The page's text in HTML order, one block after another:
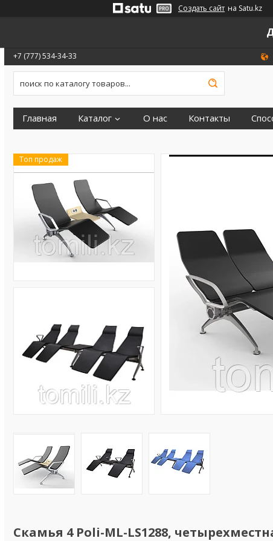
Создать сайт на Satu.kz
+7 (777) 534-34-33
Главная Каталог О нас Контакты
Топ продаж
Скамья 4 Poli-ML-LS1288,